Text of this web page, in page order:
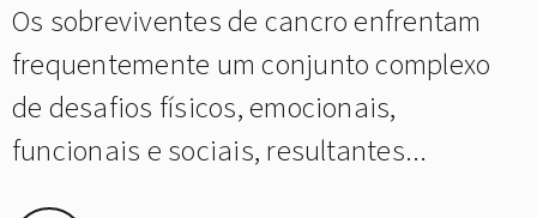
Os sobreviventes de cancro enfrentam
frequentemente um conjunto complexo
de desafios físicos, emocionais,
funcionais e sociais, resultantes...